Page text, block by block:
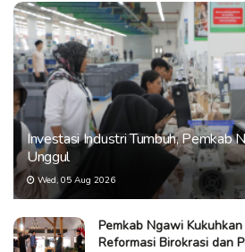
Investasi Industri Tumbuh, Pemkab
Unggul
Wed, 05 Aug 2026
Pemkab Ngawi
Reformasi Birokrasi dan